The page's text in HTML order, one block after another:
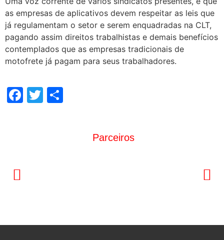
as empresas de aplicativos devem respeitar as leis que
já regulamentam o setor e serem enquadradas na CLT,
pagando assim direitos trabalhistas e demais benefícios
contemplados que as empresas tradicionais de
motofrete já pagam para seus trabalhadores.
Facebook
Twitter
Parceiros